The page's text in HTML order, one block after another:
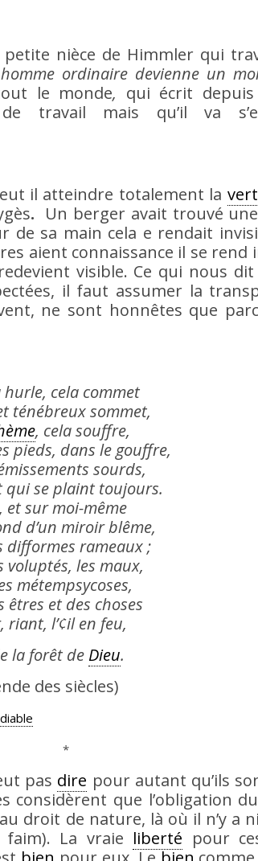
nièce de Himmler qui
ordinaire devienne un
le monde, qui écrit
travail mais qu’il va
il atteindre totalement la
. Un berger avait trouvé
de sa main cela e rendait
aient connaissance il se rend
visible. Ce qui nous
il faut assumer la
ne sont honnêtes que
hurle, cela commet
ténébreux sommet,
, cela souffre,
pieds, dans le gouffre,
sourds,
qui se plaint toujours.
et sur moi-même
d’un miroir blême,
difformes rameaux ;
voluptés, les maux,
métempsycoses,
êtres et des choses
riant, l’¢il en feu,
la forêt de Dieu.
des siècles)
diable
pas dire pour autant qu’ils
considèrent que l’obligation du
droit de nature, là où il n’y a ni
La vraie liberté pour